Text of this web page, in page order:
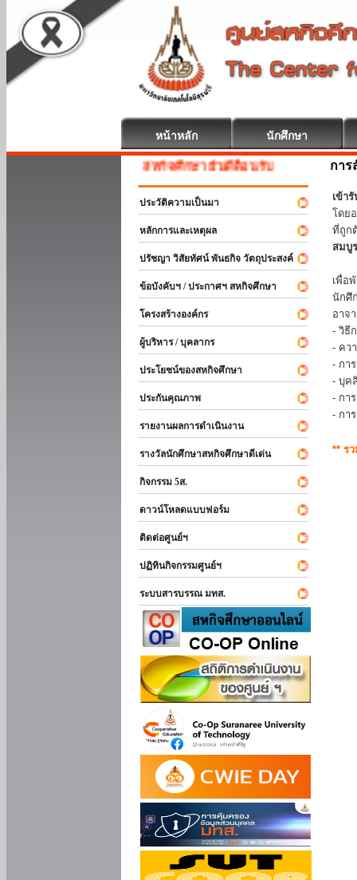
หน้าหลัก นักศึกษา
สหกิจศึกษา ยินดีต้อนรับ
ประวัติความเป็นมา
หลักการและเหตุผล
ปรัชญา วิสัยทัศน์ พันธกิจ วัตถุประสงค์
ข้อบังคับฯ / ประกาศฯ สหกิจศึกษา
โครงสร้างองค์กร
ผู้บริหาร / บุคลากร
ประโยชน์ของสหกิจศึกษา
ประกันคุณภาพ
รายงานผลการดำเนินงาน
รางวัลนักศึกษาสหกิจศึกษาดีเด่น
กิจกรรม 5ส.
ดาวน์โหลดแบบฟอร์ม
ติดต่อศูนย์ฯ
ปฏิทินกิจกรรมศูนย์ฯ
ระบบสารบรรณ มทส.
การ
เข้า
โดย
ที่ถูก
สมบู
เพื่อ
นักศึ
อาจ
- วิธี
- คว
- กา
- บุค
- กา
- กา
** ร